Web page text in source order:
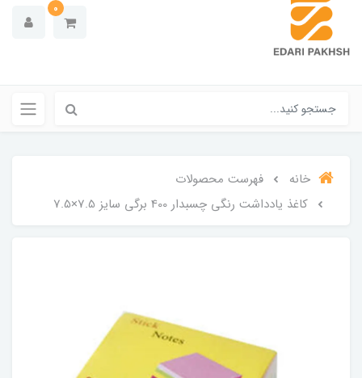
0
خانه
فهرست محصولات
کاغذ یادداشت رنگی چسبدار 400 برگی سایز 7.5×7.5